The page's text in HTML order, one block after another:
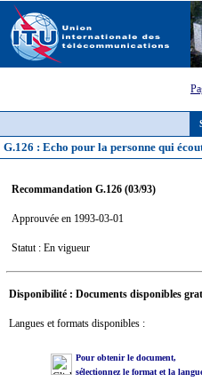
G.126 : Echo pour la personne qui
Recommandation G.126 (03/93)
Approuvée en 1993-03-01
Statut : En vigueur
Disponibilité : Documents disponibles
Langues et formats disponibles :
Pour obtenir le document,
sélectionnez le format et la